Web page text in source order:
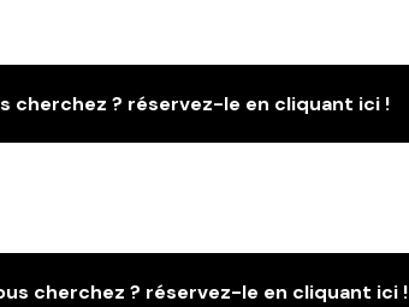
cherchez ? réservez-le en cliquant ici !
cherchez ? réservez-le en cliquant ici !